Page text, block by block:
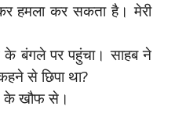
हमला कर सकता है। मेरी
के बंगले पर पहुंचा। साहब ने
से छिपा था?
के खौफ से।